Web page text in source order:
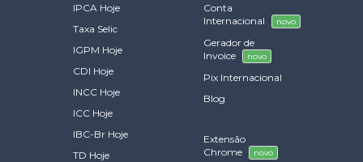
IPCA Hoje
Taxa Selic
IGPM Hoje
CDI Hoje
INCC Hoje
ICC Hoje
IBC-Br Hoje
TD Hoje
Conta
Internacional
novo
Gerador de
Invoice
novo
Pix Internacional
Blog
Extensão
Chrome
novo